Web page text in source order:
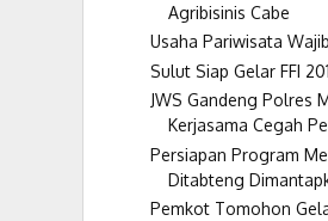
Agribisinis Cabe
Usaha Pariwisata
Sulut Siap Gelar FFI
JWS Gandeng Polres
Kerjasama Cegah
Persiapan Program
Ditabteng
Pemkot Tomohon